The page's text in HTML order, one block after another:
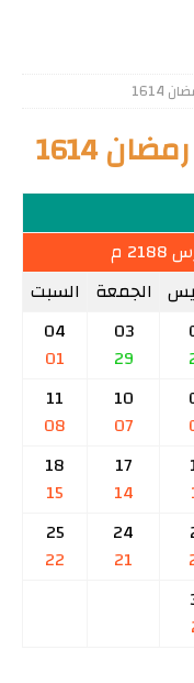
1614
م
الجمعة السبت
03
29
04
01
10
07
11
08
17
14
18
15
24
21
25
22